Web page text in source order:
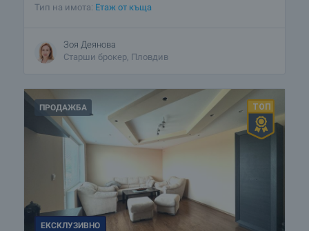
Тип на имота: Етаж от къща
Зоя Деянова
Старши брокер, Пловдив
ПРОДАЖБА
ЕКСКЛУЗИВНО